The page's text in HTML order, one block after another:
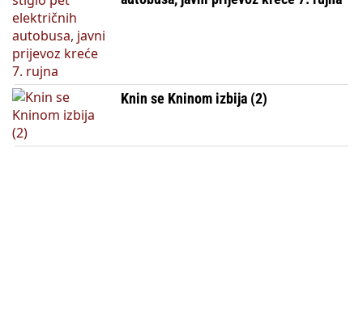
Knin se Kninom izbija (2)